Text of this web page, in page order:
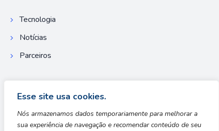
Esse site usa cookies.
Nós armazenamos dados temporariamente para melhorar a
sua experiência de navegação e recomendar conteúdo de seu
Tecnologia
Notícias
Parceiros
Ultimas notícias
Entretenimento